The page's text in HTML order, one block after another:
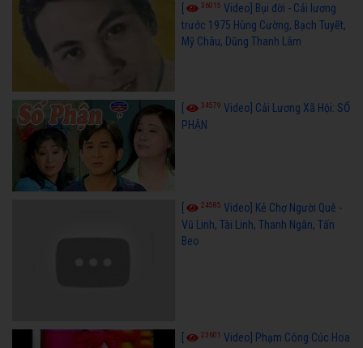
36015 Video] Bụi đời - Cải lương
trước 1975 Hùng Cường, Bạch Tuyết,
Mỹ Châu, Dũng Thanh Lâm
34579 Video] Cải Lương Xã Hội: SỐ
PHẬN
24585 Video] Kẻ Chợ Người Quê -
Vũ Linh, Tài Linh, Thanh Ngân, Tấn
Beo
23601
Video] Phạm Công Cúc Hoa